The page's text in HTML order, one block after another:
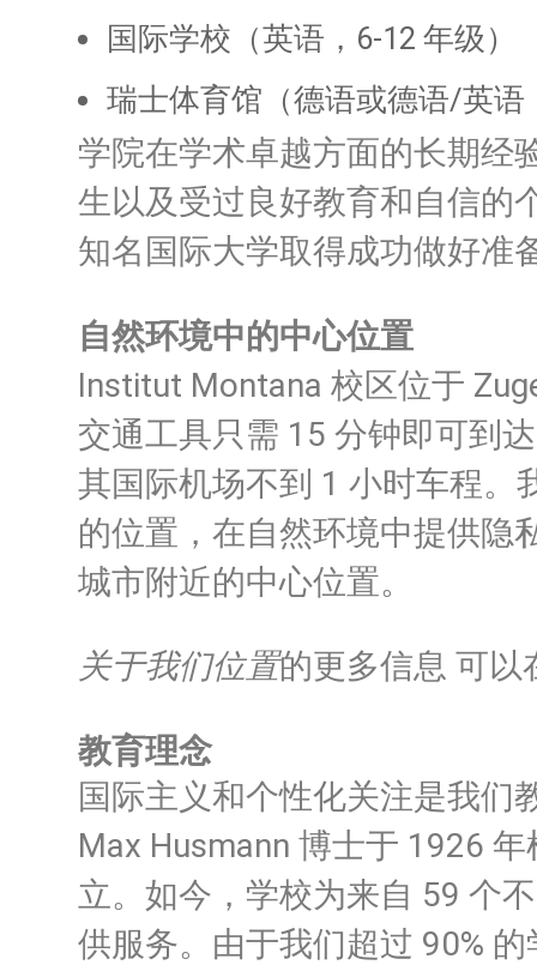
国际学校（英语，6-12 年级）
瑞士体育馆（德语或德语/英语
学院在学术卓越方面的长期经
生以及受过良好教育和自信的
知名国际大学取得成功做好准
自然环境中的中心位置
Institut Montana 校区位于
交通工具只需 15 分钟即可到
其国际机场不到 1 小时车程。
的位置，在自然环境中提供隐
城市附近的中心位置。
关于我们位置的更多信息 可以
教育理念
国际主义和个性化关注是我们
Max Husmann 博士于 1926
立。如今，学校为来自 59 个
供服务。 由于我们超过 90%